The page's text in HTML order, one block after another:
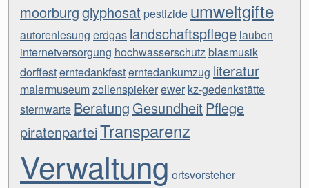
moorburgglyphosat pestizide umweltgifte
autorenlesung erdgas landschaftspflege lauben
internetversorgung hochwasserschutzblasmusik
dorffesterntedankfesterntedankumzug literatur
malermuseumzollenspiekerewer kz-gedenkstätte
sternwarte Beratung Gesundheit Pflege
piratenparteiTransparenz
Verwaltung ortsvorsteher